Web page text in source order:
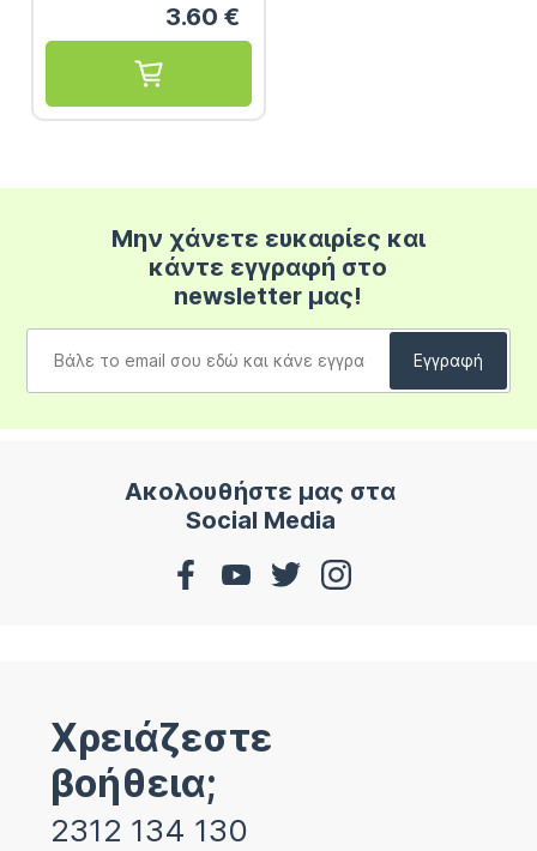
3.60 €
Μην χάνετε ευκαιρίες και
κάντε εγγραφή στο
newsletter μας!
Ακολουθήστε μας στα
Social Media
Χρειάζεστε
βοήθεια;
2312 134 130